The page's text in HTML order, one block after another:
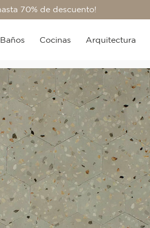
70% de descuento!
Baños Cocinas Arquitectura